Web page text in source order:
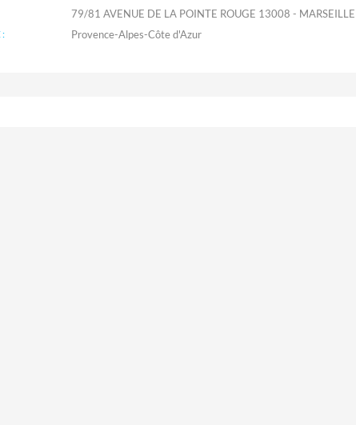
79/81 AVENUE DE LA POINTE ROUGE 13008 - MARSEILLE
: Provence-Alpes-Côte d'Azur